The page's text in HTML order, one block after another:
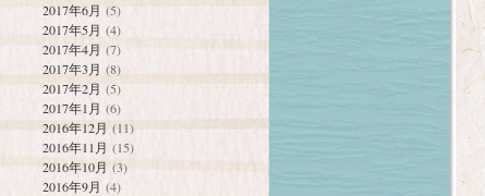
2017年6月 (5)
2017年5月 (4)
2017年4月 (7)
2017年3月 (8)
2017年2月 (5)
2017年1月 (6)
2016年12月 (11)
2016年11月 (15)
2016年10月 (3)
2016年9月 (4)